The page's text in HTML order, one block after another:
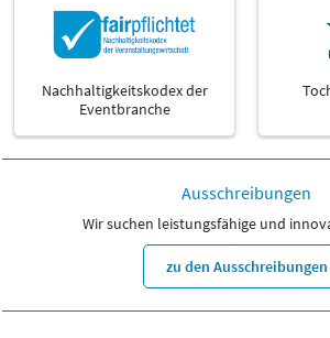
Nachhaltigkeitskodex der
Eventbranche
Ausschreibungen
Wir suchen leistungsfähige und
zu den Ausschreibungen